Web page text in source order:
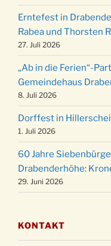
24.12.
24.12.
24.12.
15:00 Uhr
24.12.
18:00 Uhr
24.12.
Christmette
um 23:00 Uhr
31.12.
Gottesdienst
18:00 Uhr
Erntefest in
Rabea und Thorsten
27. Juli 2026
„Ab in die Ferien“-
Gemeindehaus
8. Juli 2026
Dorffest in
1. Juli 2026
60 Jahre
Drabenderhöhe:
29. Juni 2026
KONTAKT